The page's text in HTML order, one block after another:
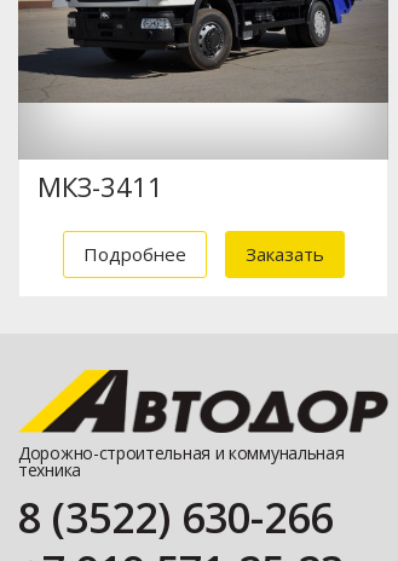
МКЗ-3411
Подробнее Заказать
Дорожно-строительная и коммунальная
техника
8 (3522) 630-266